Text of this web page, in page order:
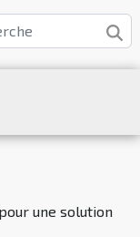
une solution